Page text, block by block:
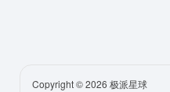
Copyright © 2026 极派星球